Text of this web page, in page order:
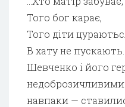
Того бог карає,
Того діти
В хату не пускають.
Шевченко і його
недоброзичливими
навпаки —